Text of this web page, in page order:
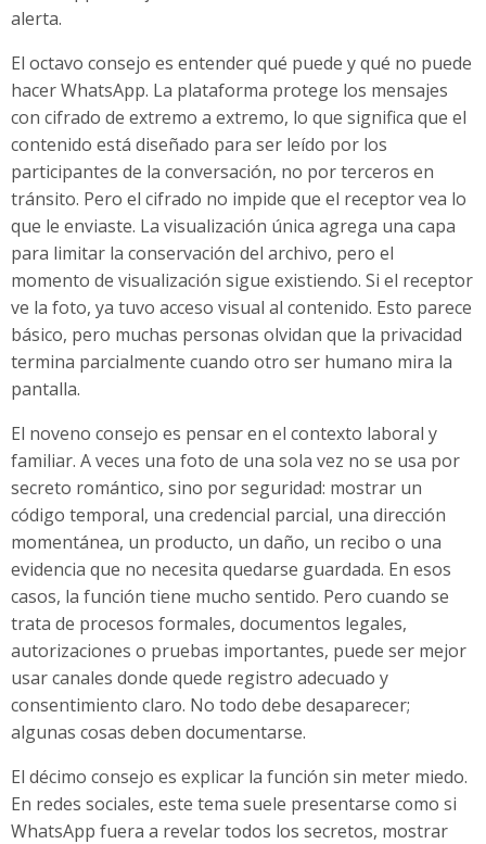
alerta.
El octavo consejo es entender qué puede y qué no puede
hacer WhatsApp. La plataforma protege los mensajes
con cifrado de extremo a extremo, lo que significa que el
contenido está diseñado para ser leído por los
participantes de la conversación, no por terceros en
tránsito. Pero el cifrado no impide que el receptor vea lo
que le enviaste. La visualización única agrega una capa
para limitar la conservación del archivo, pero el
momento de visualización sigue existiendo. Si el receptor
ve la foto, ya tuvo acceso visual al contenido. Esto parece
básico, pero muchas personas olvidan que la privacidad
termina parcialmente cuando otro ser humano mira la
pantalla.
El noveno consejo es pensar en el contexto laboral y
familiar. A veces una foto de una sola vez no se usa por
secreto romántico, sino por seguridad: mostrar un
código temporal, una credencial parcial, una dirección
momentánea, un producto, un daño, un recibo o una
evidencia que no necesita quedarse guardada. En esos
casos, la función tiene mucho sentido. Pero cuando se
trata de procesos formales, documentos legales,
autorizaciones o pruebas importantes, puede ser mejor
usar canales donde quede registro adecuado y
consentimiento claro. No todo debe desaparecer;
algunas cosas deben documentarse.
El décimo consejo es explicar la función sin meter miedo.
En redes sociales, este tema suele presentarse como si
WhatsApp fuera a revelar todos los secretos, mostrar